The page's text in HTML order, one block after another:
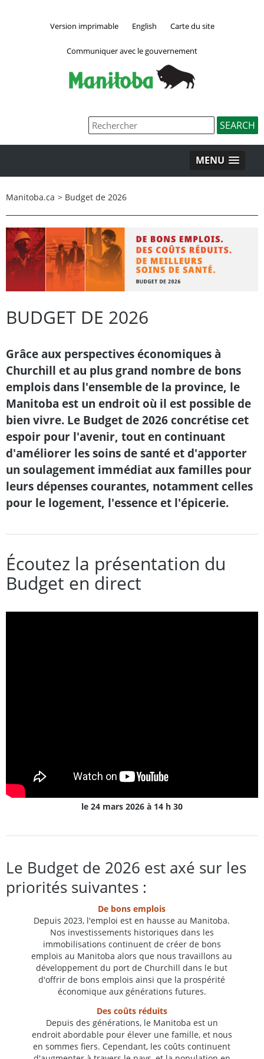
Version imprimable English Carte du site
Communiquer avec le gouvernement
MENU
Manitoba.ca > Budget de 2026
BUDGET DE 2026
Grâce aux perspectives économiques à
Churchill et au plus grand nombre de bons
emplois dans l'ensemble de la province, le
Manitoba est un endroit où il est possible de
bien vivre. Le Budget de 2026 concrétise cet
espoir pour l'avenir, tout en continuant
d'améliorer les soins de santé et d'apporter
un soulagement immédiat aux familles pour
leurs dépenses courantes, notamment celles
pour le logement, l'essence et l'épicerie.
Écoutez la présentation du
Budget en direct
le 24 mars 2026 à 14 h 30
Le Budget de 2026 est axé sur les
priorités suivantes :
De bons emplois
Depuis 2023, l'emploi est en hausse au Manitoba.
Nos investissements historiques dans les
immobilisations continuent de créer de bons
emplois au Manitoba alors que nous travaillons au
développement du port de Churchill dans le but
d'offrir de bons emplois ainsi que la prospérité
économique aux générations futures.
Des coûts réduits
Depuis des générations, le Manitoba est un
endroit abordable pour élever une famille, et nous
en sommes fiers. Cependant, les coûts continuent